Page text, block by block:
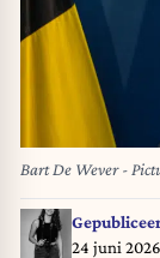
Bart De Wever -
24 juni